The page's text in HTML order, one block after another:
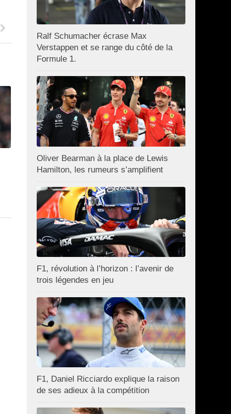
Ralf Schumacher écrase Max
Verstappen et se range du côté de la
Formule 1.
Oliver Bearman à la place de Lewis
Hamilton, les rumeurs s’amplifient
F1, révolution à l’horizon : l’avenir de
trois légendes en jeu
F1, Daniel Ricciardo explique la raison
de ses adieux à la compétition